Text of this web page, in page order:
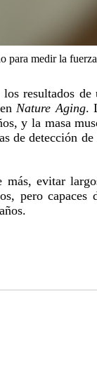
para medir la
resultados
enNature Aging.
y la masa
de detección
evitar
pero